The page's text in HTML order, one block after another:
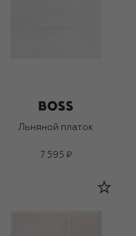
Льняной платок
7 595 ₽